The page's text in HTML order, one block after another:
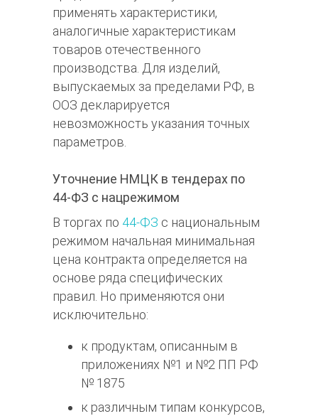
применять характеристики,
аналогичные характеристикам
товаров отечественного
производства. Для изделий,
выпускаемых за пределами РФ, в
ООЗ декларируется
невозможность указания точных
параметров.
Уточнение НМЦК в тендерах по
44-ФЗ с нацрежимом
В торгах по 44-ФЗ с национальным
режимом начальная минимальная
цена контракта определяется на
основе ряда специфических
правил. Но применяются они
исключительно:
к продуктам, описанным в
приложениях №1 и №2 ПП РФ
№ 1875
к различным типам конкурсов,